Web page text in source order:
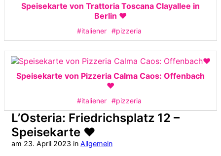
Speisekarte von Trattoria Toscana Clayallee in
Berlin ❤️
#italiener #pizzeria
Speisekarte von Pizzeria Calma Caos: Offenbach
❤️
#italiener #pizzeria
L’Osteria: Friedrichsplatz 12 –
Speisekarte ❤️
am 23. April 2023 in Allgemein